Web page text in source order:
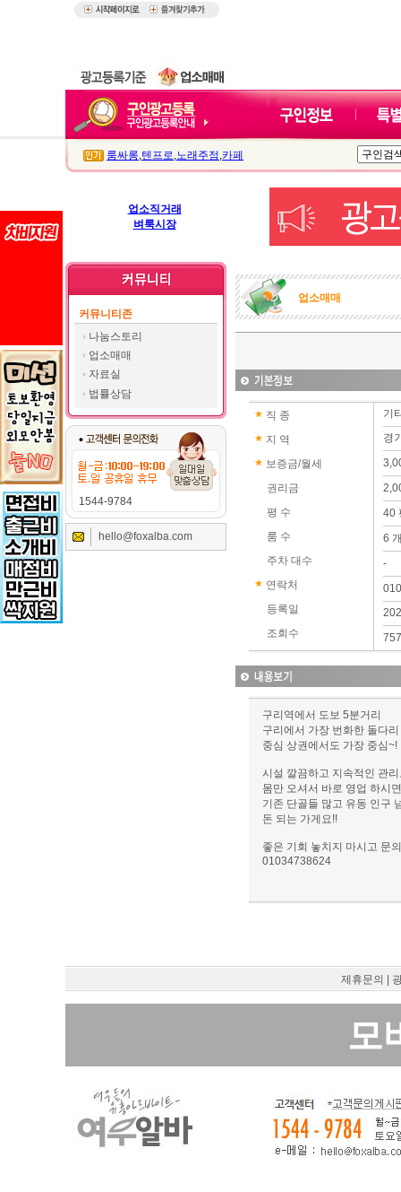
룸싸롱,텐프로,노래주점 ,카페
업소직거래
벼룩시장
커뮤니티존
나눔스토리
업소매매
자료실
법률상담
1544-9784
hello@foxalba.com
업소매매
직 종
지 역
보증금/월세
권리금
평 수
룸 수
주차 대수
연락처
등록일
조회수
기
경
40
6
-
757
구리역에서 도보 5분거리
구리에서 가장 번화한 돌다
중심 상권에서도 가장 중심~!
시설 깔끔하고 지속적인 관
몸만 오셔서 바로 영업 하시
기존 단골들 많고 유동 인구
돈 되는 가게요!!
좋은 기회 놓치지 마시고 문
01034738624
제휴문의
모